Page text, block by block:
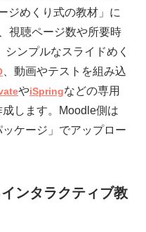
ジめくり式の教材」に
視聴ページ数や所要時
ンプルなスライドめく
、動画やテストを組み込
やiSpringなどの専用
します。Moodle側は
ケージ」でアップロー
ンタラクティブ教